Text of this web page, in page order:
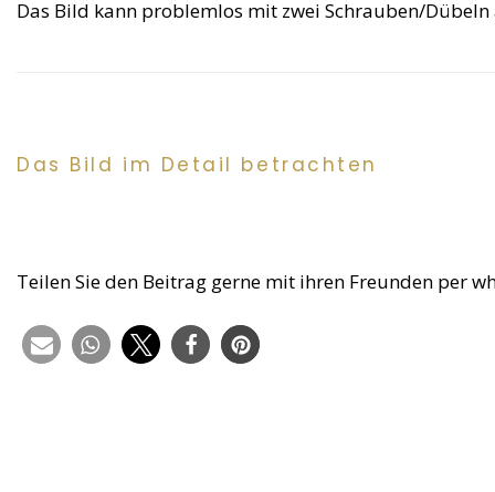
Das Bild kann problemlos mit zwei Schrauben/
Das Bild im Detail betrachten
Teilen Sie den Beitrag gerne mit ihren Freunden per